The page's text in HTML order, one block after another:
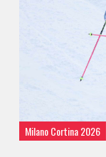
Milano Cortina 2026